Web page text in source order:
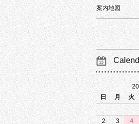
案内地図
日
月 火
2
3 4